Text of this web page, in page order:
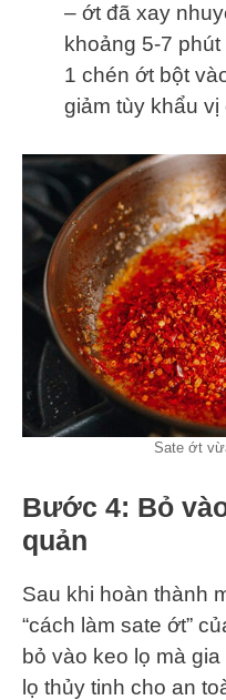
– ớt đã xay
khoảng 5-7
1 chén ớt bột
giảm tùy khẩu
Sate ớt
Bước 4: Bỏ
quản
Sau khi hoàn thành
“cách làm sate ớt”
bỏ vào keo lọ mà
lọ thủy tinh cho an